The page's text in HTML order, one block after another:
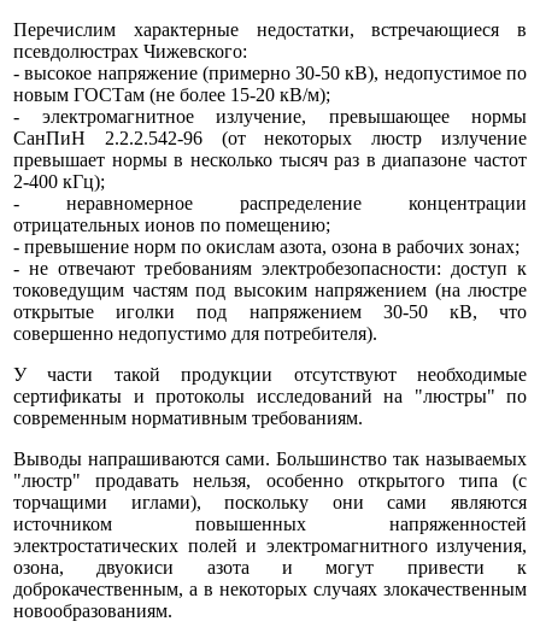
Перечислим характерные недостатки, встречающиеся в
псевдолюстрах Чижевского:
- высокое напряжение (примерно 30-50 кВ), недопустимое по
новым ГОСТам (не более 15-20 кВ/м);
- электромагнитное излучение, превышающее нормы
СанПиН 2.2.2.542-96 (от некоторых люстр излучение
превышает нормы в несколько тысяч раз в диапазоне частот
2-400 кГц);
- неравномерное распределение концентрации
отрицательных ионов по помещению;
- превышение норм по окислам азота, озона в рабочих зонах;
- не отвечают требованиям электробезопасности: доступ к
токоведущим частям под высоким напряжением (на люстре
открытые иголки под напряжением 30-50 кВ, что
совершенно недопустимо для потребителя).
У части такой продукции отсутствуют необходимые
сертификаты и протоколы исследований на "люстры" по
современным нормативным требованиям.
Выводы напрашиваются сами. Большинство так называемых
"люстр" продавать нельзя, особенно открытого типа (с
торчащими иглами), поскольку они сами являются
источником повышенных напряженностей
электростатических полей и электромагнитного излучения,
озона, двуокиси азота и могут привести к
доброкачественным, а в некоторых случаях злокачественным
новообразованиям.